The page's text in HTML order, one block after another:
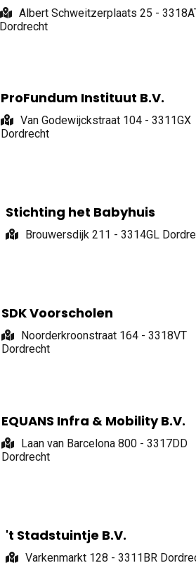
Albert Schweitzerplaats 25 -
Dordrecht
ProFundum Instituut B.V.
Van Godewijckstraat 104 - 3311GX
Dordrecht
Stichting het Babyhuis
Brouwersdijk 211 - 3314GL
SDK Voorscholen
Noorderkroonstraat 164 - 3318VT
Dordrecht
EQUANS Infra & Mobility B.V.
Laan van Barcelona 800 - 3317DD
Dordrecht
't Stadstuintje B.V.
Varkenmarkt 128 - 3311BR